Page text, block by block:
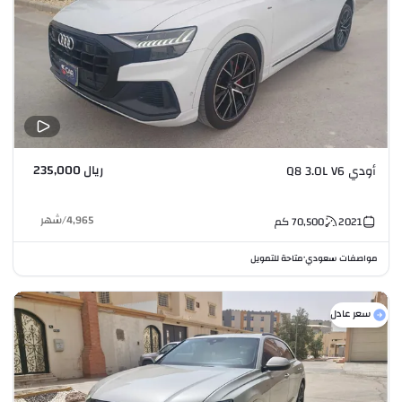
أودي Q8 3.0L V6 ريال 235,000
2021
70,500كم 4,965
/شهر
مواصفات سعودي•متاحة للتمويل
سعر عادل